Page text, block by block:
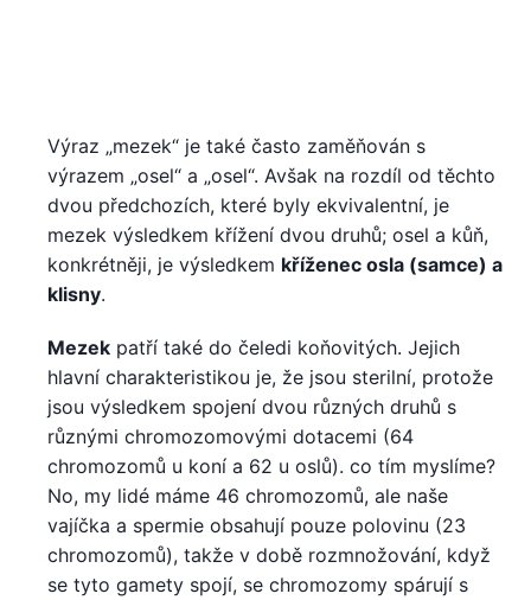
Výraz „mezek“ je také často zaměňován s
výrazem „osel“ a „osel“. Avšak na rozdíl od těchto
dvou předchozích, které byly ekvivalentní, je
mezek výsledkem křížení dvou druhů; osel a kůň,
konkrétněji, je výsledkem kříženec osla (samce) a
klisny.
Mezek patří také do čeledi koňovitých. Jejich
hlavní charakteristikou je, že jsou sterilní, protože
jsou výsledkem spojení dvou různých druhů s
různými chromozomovými dotacemi (64
chromozomů u koní a 62 u oslů). co tím myslíme?
No, my lidé máme 46 chromozomů, ale naše
vajíčka a spermie obsahují pouze polovinu (23
chromozomů), takže v době rozmnožování, když
se tyto gamety spojí, se chromozomy spárují s